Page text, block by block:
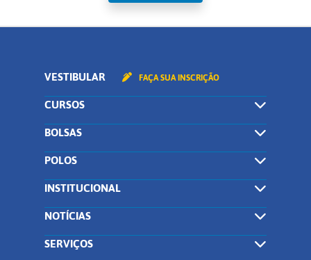
VESTIBULAR FAÇA SUA INSCRIÇÃO
CURSOS
BOLSAS
POLOS
INSTITUCIONAL
NOTÍCIAS
SERVIÇOS